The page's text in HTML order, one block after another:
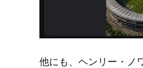
他にも、ヘンリー・ノ